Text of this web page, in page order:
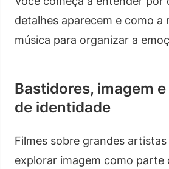
detalhes aparecem e como a
música para organizar a
Bastidores, imagem
de identidade
Filmes sobre grandes
explorar imagem como parte